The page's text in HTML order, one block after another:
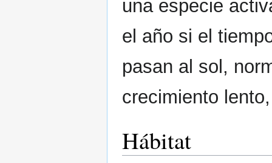
una especie
el año si el
pasan al sol,
crecimiento
Hábitat